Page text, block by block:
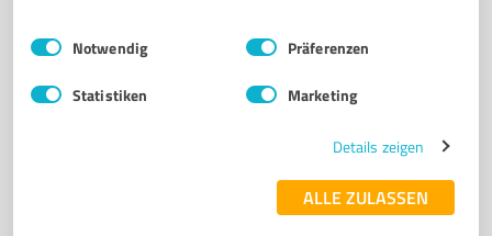
Impressum Datenschutzbestimmungen
Einwilligungsauswahl
Notwendig Präferenzen
Statistiken Marketing
Details zeigen
ALLE ZULASSEN
St.-Peters-Weg 35, 65510 Hünstetten
wellerabwassertechnik.de/
(1 Quelle)